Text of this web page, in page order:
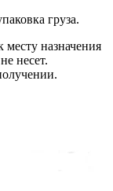
груза.
месту назначения
несет.